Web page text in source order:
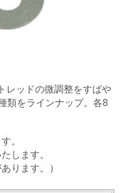
レッドの微調整をすばや
類をラインナップ。各8
。
します。
ります。）